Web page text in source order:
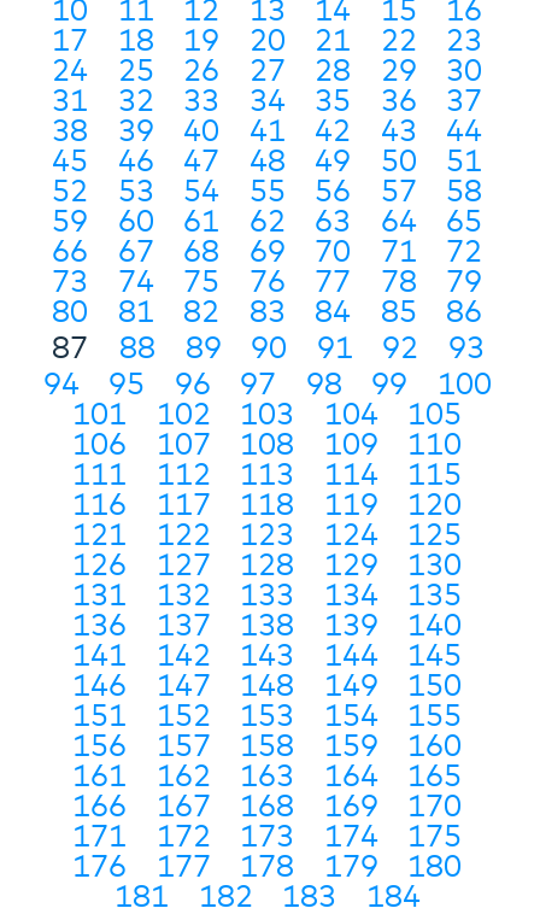
10
11 12 13 14 15
16
17
18 19 20 21 22
23
24
25 26 27 28 29
30
31
32 33 34 35 36
37
38
39 40 41 42 43
44
45
46 47 48 49 50
51
52
53 54 55 56 57
58
59
60 61 62 63 64
65
66
67 68 69 70 71
72
73
74 75 76 77 78
79
80
81 82 83 84 85
86
87
88 89 90 91 92
93
94
95 96 97 98 99
100
101
102 103 104
105
106
107 108 109
110
111
112 113 114
115
116
117 118 119
120
121
122 123 124
125
126
127 128 129
130
131
132 133 134
135
136
137 138 139
140
141
142 143 144
145
146
147 148 149
150
151
152 153 154
155
156
157 158 159
160
161
162 163 164
165
166
167 168 169
170
171
172 173 174
175
176
177 178 179
180
181
182 183 184